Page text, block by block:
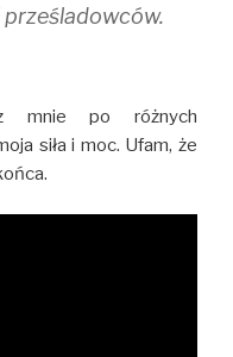
mnie po różnych
siła i moc. Ufam, że